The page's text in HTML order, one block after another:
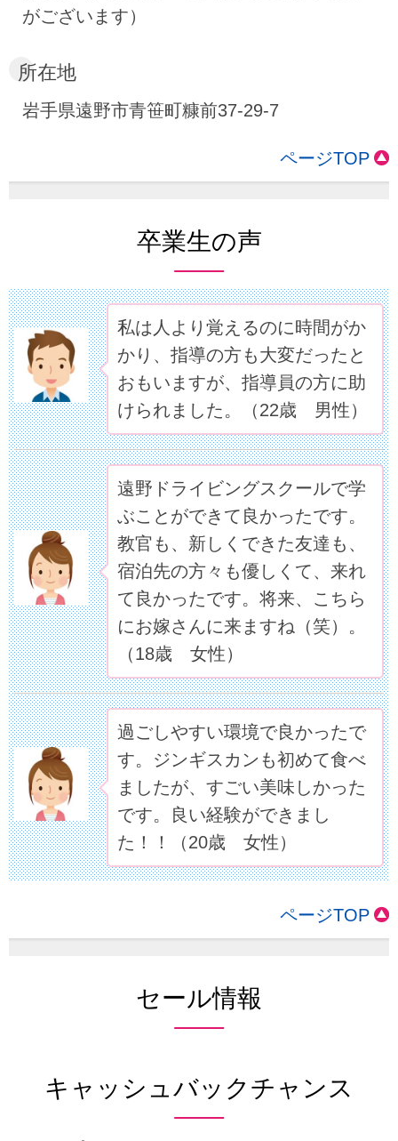
がございます）
所在地
岩手県遠野市青笹町糠前37-29-7
ページTOP
卒業生の声
私は人より覚えるのに時間がか
かり、指導の方も大変だったと
おもいますが、指導員の方に助
けられました。（22歳 男性）
遠野ドライビングスクールで学
ぶことができて良かったです。
教官も、新しくできた友達も、
宿泊先の方々も優しくて、来れ
て良かったです。将来、こちら
にお嫁さんに来ますね（笑）。
（18歳 女性）
過ごしやすい環境で良かったで
す。ジンギスカンも初めて食べ
ましたが、すごい美味しかった
です。良い経験ができまし
た！！（20歳 女性）
ページTOP
セール情報
キャッシュバックチャンス